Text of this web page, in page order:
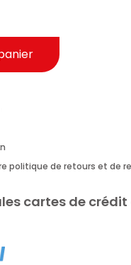
politique de retours et de
cartes de